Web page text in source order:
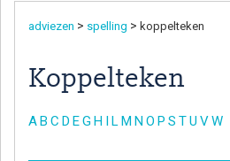
adviezen > spelling > koppelteken
Koppelteken
AB C D EG H ILM N O P S TU VW